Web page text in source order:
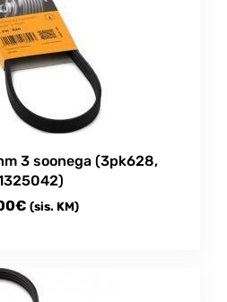
3 soonega (3pk628,
€ (sis. KM)